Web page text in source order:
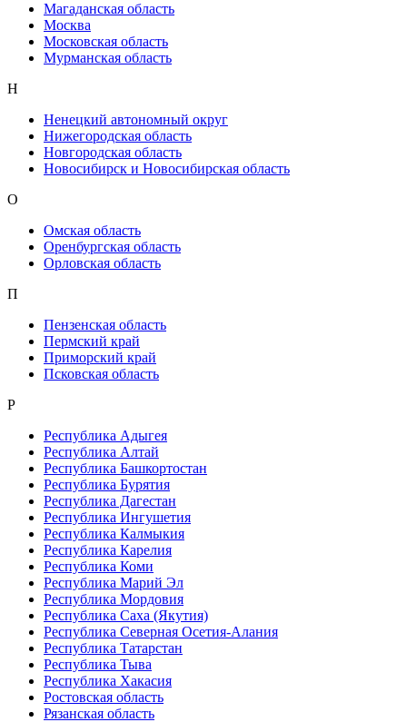
Магаданская область
Москва
Московская область
Мурманская область
Н
Ненецкий автономный округ
Нижегородская область
Новгородская область
Новосибирск и Новосибирская область
О
Омская область
Оренбургская область
Орловская область
П
Пензенская область
Пермский край
Приморский край
Псковская область
Р
Республика Адыгея
Республика Алтай
Республика Башкортостан
Республика Бурятия
Республика Дагестан
Республика Ингушетия
Республика Калмыкия
Республика Карелия
Республика Коми
Республика Марий Эл
Республика Мордовия
Республика Саха (Якутия)
Республика Северная Осетия-Алания
Республика Татарстан
Республика Тыва
Республика Хакасия
Ростовская область
Рязанская область